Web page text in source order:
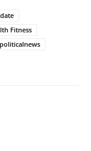
Fitness
politicalnews